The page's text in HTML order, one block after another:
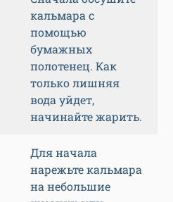
кальмара с
помощью
бумажных
полотенец. Как
только лишняя
вода уйдет,
начинайте жарить.
Для начала
нарежьте кальмара
на небольшие